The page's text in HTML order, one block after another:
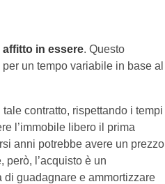
in essere. Questo
un tempo variabile in base al
contratto, rispettando i tempi
l’immobile libero il prima
anni potrebbe avere un prezzo
l’acquisto è un
guadagnare e ammortizzare